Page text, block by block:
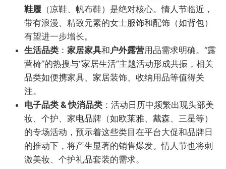
鞋履 （凉鞋、帆布鞋）是绝对核心。情人节临近，
带有浪漫、精致元素的女士服饰和配饰（如背包）
有望进一步增长。
生活品类 ： 家居家具和户外露营用品需求明确。“露
营椅”的热搜与“家居生活”主题活动形成共振，相关
品类如便携家具、家居装饰、收纳用品等值得关
注。
电子品类 & 快消品类 ：活动日历中频繁出现头部美
妆、个护、家电品牌（如欧莱雅、戴森、三星等）
的专场活动，预示着这些类目在平台大促和品牌日
的推动下，将产生显著的销售爆发。情人节也将刺
激美妆、个护礼品套装的需求。